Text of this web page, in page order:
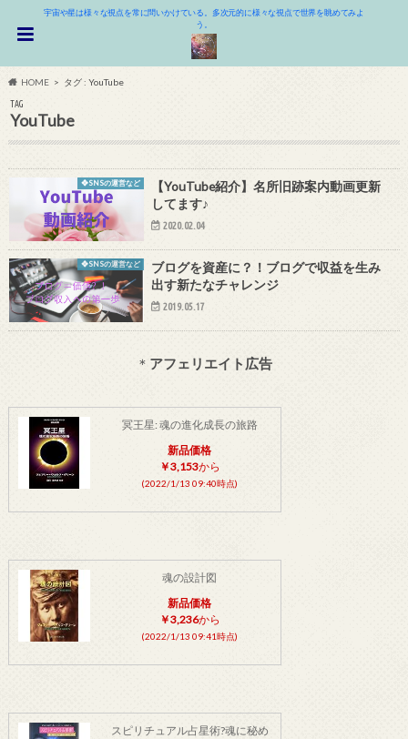
宇宙や星は様々な視点を常に問いかけている。多次元的に様々な視点で世界を眺めてみよ
う。
HOME タグ : YouTube
TAG
YouTube
❖SNSの運営など
【YouTube紹介】名所旧跡案内動画更新
してます♪
2020.02.04
❖SNSの運営など
ブログを資産に？！ブログで収益を生み
出す新たなチャレンジ
2019.05.17
＊ アフェリエイト広告
冥王星: 魂の進化成長の旅路
新品価格
￥3,153から
(2022/1/13 09:40時点)
魂の設計図
新品価格
￥3,236から
(2022/1/13 09:41時点)
スピリチュアル占星術?魂に秘め